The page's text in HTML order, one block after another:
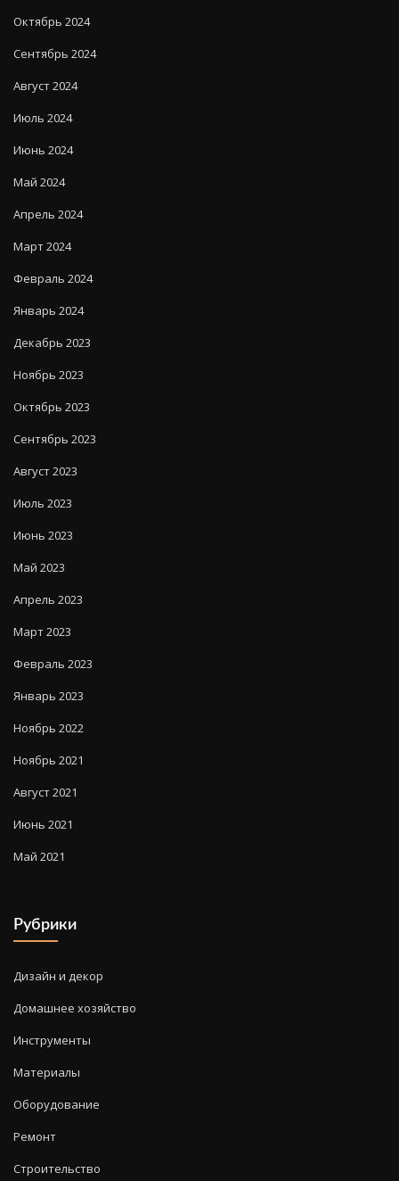
Октябрь 2024
Сентябрь 2024
Август 2024
Июль 2024
Июнь 2024
Май 2024
Апрель 2024
Март 2024
Февраль 2024
Январь 2024
Декабрь 2023
Ноябрь 2023
Октябрь 2023
Сентябрь 2023
Август 2023
Июль 2023
Июнь 2023
Май 2023
Апрель 2023
Март 2023
Февраль 2023
Январь 2023
Ноябрь 2022
Ноябрь 2021
Август 2021
Июнь 2021
Май 2021
Рубрики
Дизайн и декор
Домашнее хозяйство
Инструменты
Материалы
Оборудование
Ремонт
Строительство